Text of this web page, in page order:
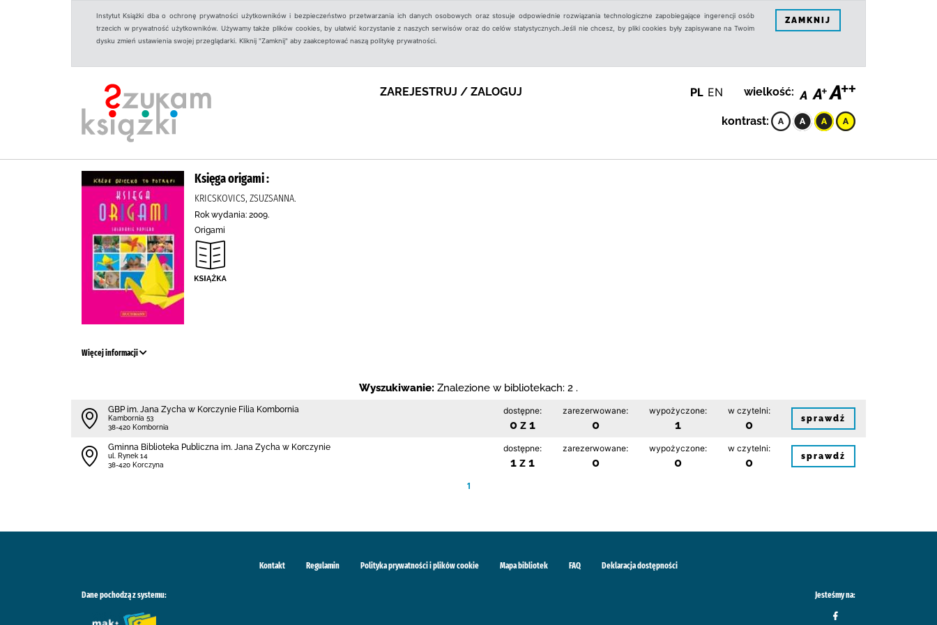
Instytut Książki dba o ochronę prywatności użytkowników i bezpieczeństwo przetwarzania ich danych osobowych oraz stosuje odpowiednie rozwiązania technologiczne zapobiegające ingerencji osób
trzecich w prywatność użytkowników. Używamy także plików cookies, by ułatwić korzystanie z naszych serwisów oraz do celów statystycznych.Jeśli nie chcesz, by pliki cookies były zapisywane na Twoim
dysku zmień ustawienia swojej przeglądarki. Kliknij "Zamknij" aby zaakceptować naszą politykę prywatności.
ZAMKNIJ
ZAREJESTRUJ / ZALOGUJ PL EN wielkość:
kontrast:
Księga origami :
KRICSKOVICS, ZSUZSANNA.
Rok wydania: 2009.
Origami
Więcej informacji
Wyszukiwanie: Znalezione w bibliotekach: 2 .
GBP im. Jana Zycha w Korczynie Filia Kombornia
Kambornia 53
38-420 Kombornia
dostępne:
0 z 1
zarezerwowane:
0
wypożyczone:
1
w czytelni:
0 sprawdź
Gminna Biblioteka Publiczna im. Jana Zycha w Korczynie
ul. Rynek 14
38-420 Korczyna
dostępne:
1 z 1
zarezerwowane:
0
wypożyczone:
0
w czytelni:
0 sprawdź
1
Kontakt Regulamin Polityka prywatności i plików cookie Mapa bibliotek FAQ Deklaracja dostępności
Dane pochodzą z systemu: Jesteśmy na: